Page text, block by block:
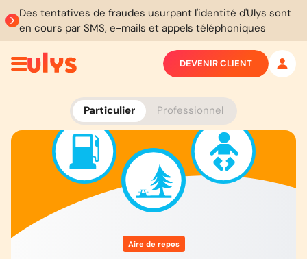
Des tentatives de fraudes usurpant l'identité d'Ulys sont
en cours par SMS, e-mails et appels téléphoniques
Particulier Professionnel
DEVENIR CLIENT
Aire de repos